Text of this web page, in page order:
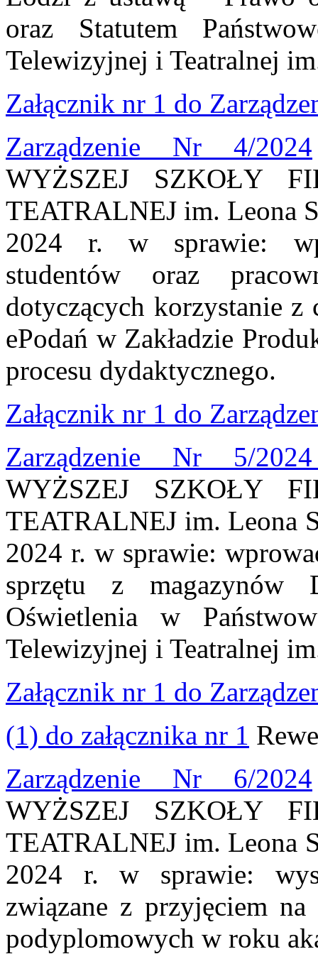
oraz Statutem
Telewizyjnej i Teatralnej
Załącznik nr 1 do
Zarządzenie Nr 4/2024
WYŻSZEJ SZKOŁY
TEATRALNEJ im. Leona
2024 r. w sprawie:
studentów oraz
dotyczących korzystanie
ePodań w Zakładzie
procesu dydaktycznego.
Załącznik nr 1 do
Zarządzenie Nr 5/
WYŻSZEJ SZKOŁY
TEATRALNEJ im. Leona
2024 r. w sprawie:
sprzętu z magazynów
Oświetlenia w
Telewizyjnej i Teatralnej
Załącznik nr 1 do
(1) do załącznika nr 1
Zarządzenie Nr 6/2024
WYŻSZEJ SZKOŁY
TEATRALNEJ im. Leona
2024 r. w sprawie:
związane z przyjęciem
podyplomowych w roku